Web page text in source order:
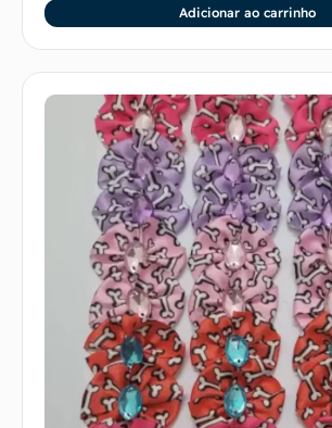
Adicionar ao carrinho